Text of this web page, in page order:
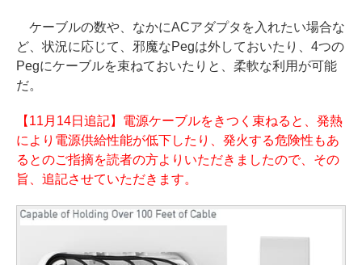
ケーブルの数や、なかにACアダプタを入れたい場合な
ど、状況に応じて、邪魔なPegは外しておいたり、4つの
Pegにケーブルを束ねておいたりと、柔軟な利用が可能
だ。
【11月14日追記】電源ケーブルをきつく束ねると、発熱
により電源供給性能が低下したり、発火する危険性もあ
るとのご指摘を読者の方よりいただきましたので、その
旨、追記させていただきます。